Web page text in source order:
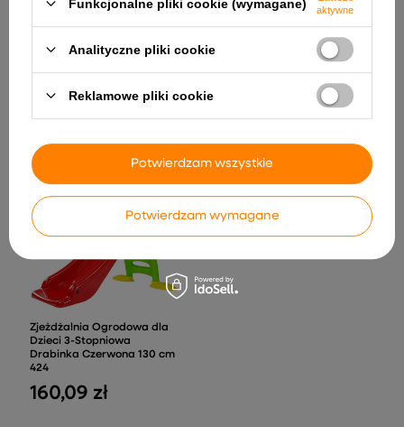
2, A032
118,82 zł
Zdalnie Sterowana
Ciężarówka Śmieciarka
Mercedes- Benz Antos
222,13 zł
Zjeżdżalnia Ogrodowa dla
Dzieci 3-Stopniowa
Drabinka Czerwona 130 cm
424
160,09 zł
Funkcjonalne pliki cookie (wymagane)
aktywne
Analityczne pliki cookie
Reklamowe pliki cookie
Potwierdzam wymagane
Potwierdzam wszystkie